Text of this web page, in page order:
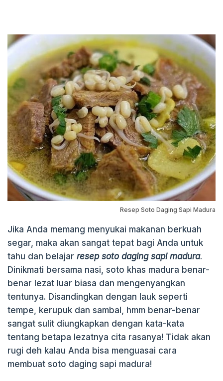
Resep Soto Daging Sapi Madura
Jika Anda memang menyukai makanan berkuah
segar, maka akan sangat tepat bagi Anda untuk
tahu dan belajar resep soto daging sapi madura.
Dinikmati bersama nasi, soto khas madura benar-
benar lezat luar biasa dan mengenyangkan
tentunya. Disandingkan dengan lauk seperti
tempe, kerupuk dan sambal, hmm benar-benar
sangat sulit diungkapkan dengan kata-kata
tentang betapa lezatnya cita rasanya! Tidak akan
rugi deh kalau Anda bisa menguasai cara
membuat soto daging sapi madura!